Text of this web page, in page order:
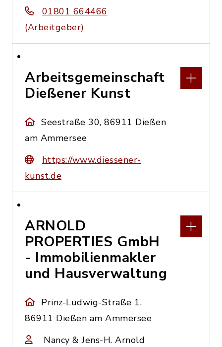
01801 664466
(Arbeitgeber)
Arbeitsgemeinschaft
Dießener Kunst
Seestraße 30, 86911 Dießen
am Ammersee
https://www.diessener-
kunst.de
ARNOLD
PROPERTIES GmbH
- Immobilienmakler
und Hausverwaltung
Prinz-Ludwig-Straße 1,
86911 Dießen am Ammersee
Nancy & Jens-H. Arnold